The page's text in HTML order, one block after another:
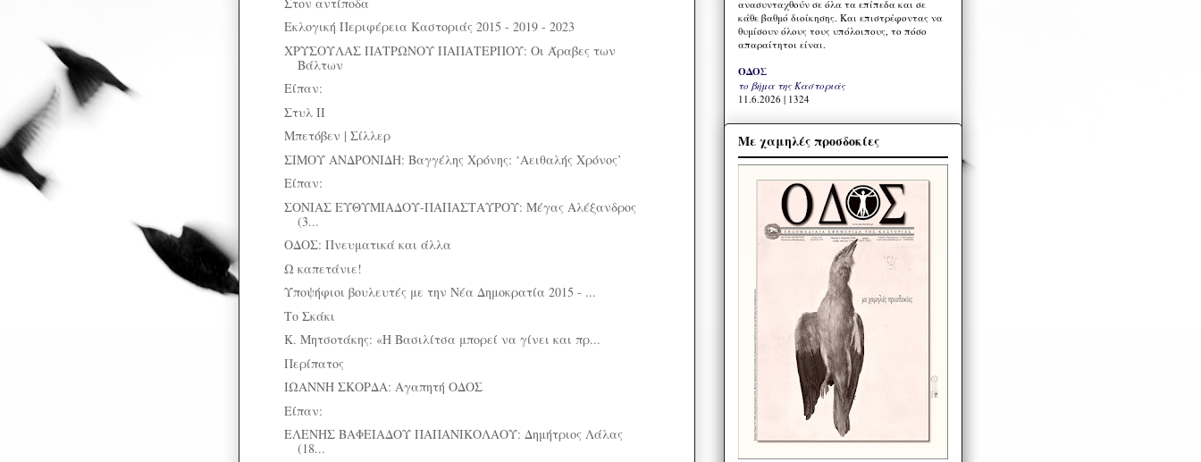
Εκλογική Περιφέρεια Καστοριάς 2015 - 2019 - 2023
ΧΡΥΣΟΥΛΑΣ ΠΑΤΡΩΝΟΥ ΠΑΠΑΤΕΡΠΟΥ: Οι Άραβες των
Βάλτων
Είπαν:
Στυλ II
Μπετόβεν | Σίλλερ
ΣΙΜΟΥ ΑΝΔΡΟΝΙΔΗ: Βαγγέλης Χρόνης: ‘Αειθαλής Χρόνος’
Είπαν:
ΣΟΝΙΑΣ ΕΥΘΥΜΙΑΔΟΥ-ΠΑΠΑΣΤΑΥΡΟΥ: Μέγας Αλέξανδρος
(3...
ΟΔΟΣ: Πνευματικά και άλλα
Ω καπετάνιε!
Υποψήφιοι βουλευτές με την Νέα Δημοκρατία 2015 - ...
Το Σκάκι
K. Μητσοτάκης: «Η Βασιλίτσα μπορεί να γίνει και πρ...
Περίπατος
ΙΩΑΝΝΗ ΣΚΟΡΔΑ: Αγαπητή ΟΔΟΣ
Είπαν:
ΕΛΕΝΗΣ ΒΑΦΕΙΑΔΟΥ ΠΑΠΑΝΙΚΟΛΑΟΥ: Δημήτριος Λάλας
(18...
ανασυνταχθούν σε όλα τα επίπεδα και σε
κάθε βαθμό διοίκησης. Και επιστρέφοντας να
θυμίσουν όλους τους υπόλοιπους, το πόσο
απαραίτητοι είναι.
ΟΔΟΣ
το βήμα της Καστοριάς
11.6.2026 | 1324
Με χαμηλές προσδοκίες